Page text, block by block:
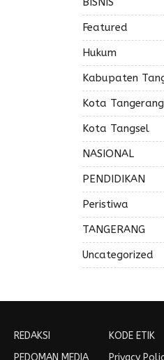
Featured
Hukum
Kabupaten
Kota Tangerang
Kota Tangsel
NASIONAL
PENDIDIKAN
Peristiwa
TANGERANG
Uncategorized
REDAKSI
PEDOMAN MEDIA
KODE ETIK
Privacy